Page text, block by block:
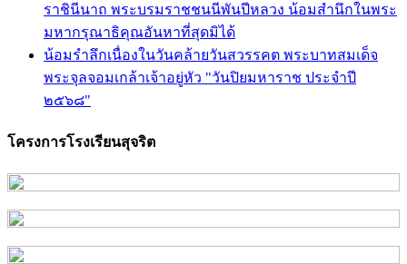
ราชินีนาถ พระบรมราชชนนีพันปีหลวง น้อมสำนึกในพระ
มหากรุณาธิคุณอันหาที่สุดมิได้
น้อมรำลึกเนื่องในวันคล้ายวันสวรรคต พระบาทสมเด็จ
พระจุลจอมเกล้าเจ้าอยู่หัว "วันปิยมหาราช ประจำปี
๒๕๖๘"
โครงการโรงเรียนสุจริต